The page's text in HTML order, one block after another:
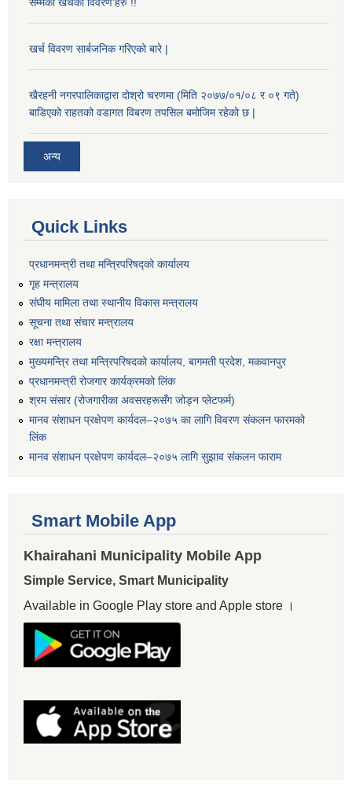
खर्च विवरण सार्बजनिक गरिएको बारे |
खैरहनी नगरपालिकाद्वारा दोश्रो चरणमा (मिति २०७७/०१/०८ र ०९ गते)
बाडिएको राहतको वडागत विबरण तपसिल बमोजिम रहेको छ |
अन्य
Quick Links
प्रधानमन्त्री तथा मन्त्रिपरिषद्को कार्यालय
गृह मन्त्रालय
संघीय मामिला तथा स्थानीय विकास मन्त्रालय
सूचना तथा संचार मन्त्रालय
रक्षा मन्त्रालय
मुख्यमन्त्रि तथा मन्त्रिपरिषदको कार्यालय, बागमती प्रदेश, मकवानपुर
प्रधानमन्त्री रोजगार कार्यक्रमको लिंक
श्रम संसार (रोजगारीका अवसरहरूसँग जोड्न प्लेटफर्म)
मानव संशाधन प्रक्षेपण कार्यदल–२०७५ का लागि विवरण संकलन फारमको
लिंक
मानव संशाधन प्रक्षेपण कार्यदल–२०७५ लागि सुझाव संकलन फाराम
Smart Mobile App
Khairahani Municipality Mobile App
Simple Service, Smart Municipality
Available in Google Play store and Apple store ।